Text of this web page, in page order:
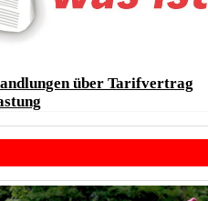
über Tarifvertrag